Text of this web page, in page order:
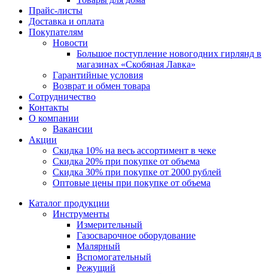
Прайс-листы
Доставка и оплата
Покупателям
Новости
Большое поступление новогодних гирлянд в
магазинах «Скобяная Лавка»
Гарантийные условия
Возврат и обмен товара
Сотрудничество
Контакты
О компании
Вакансии
Акции
Скидка 10% на весь ассортимент в чеке
Скидка 20% при покупке от объема
Скидка 30% при покупке от 2000 рублей
Оптовые цены при покупке от объема
Каталог продукции
Инструменты
Измерительный
Газосварочное оборудование
Малярный
Вспомогательный
Режущий